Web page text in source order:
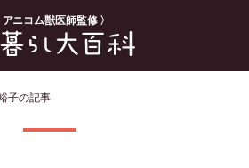
アニコム獣医師監修 〉
子の記事